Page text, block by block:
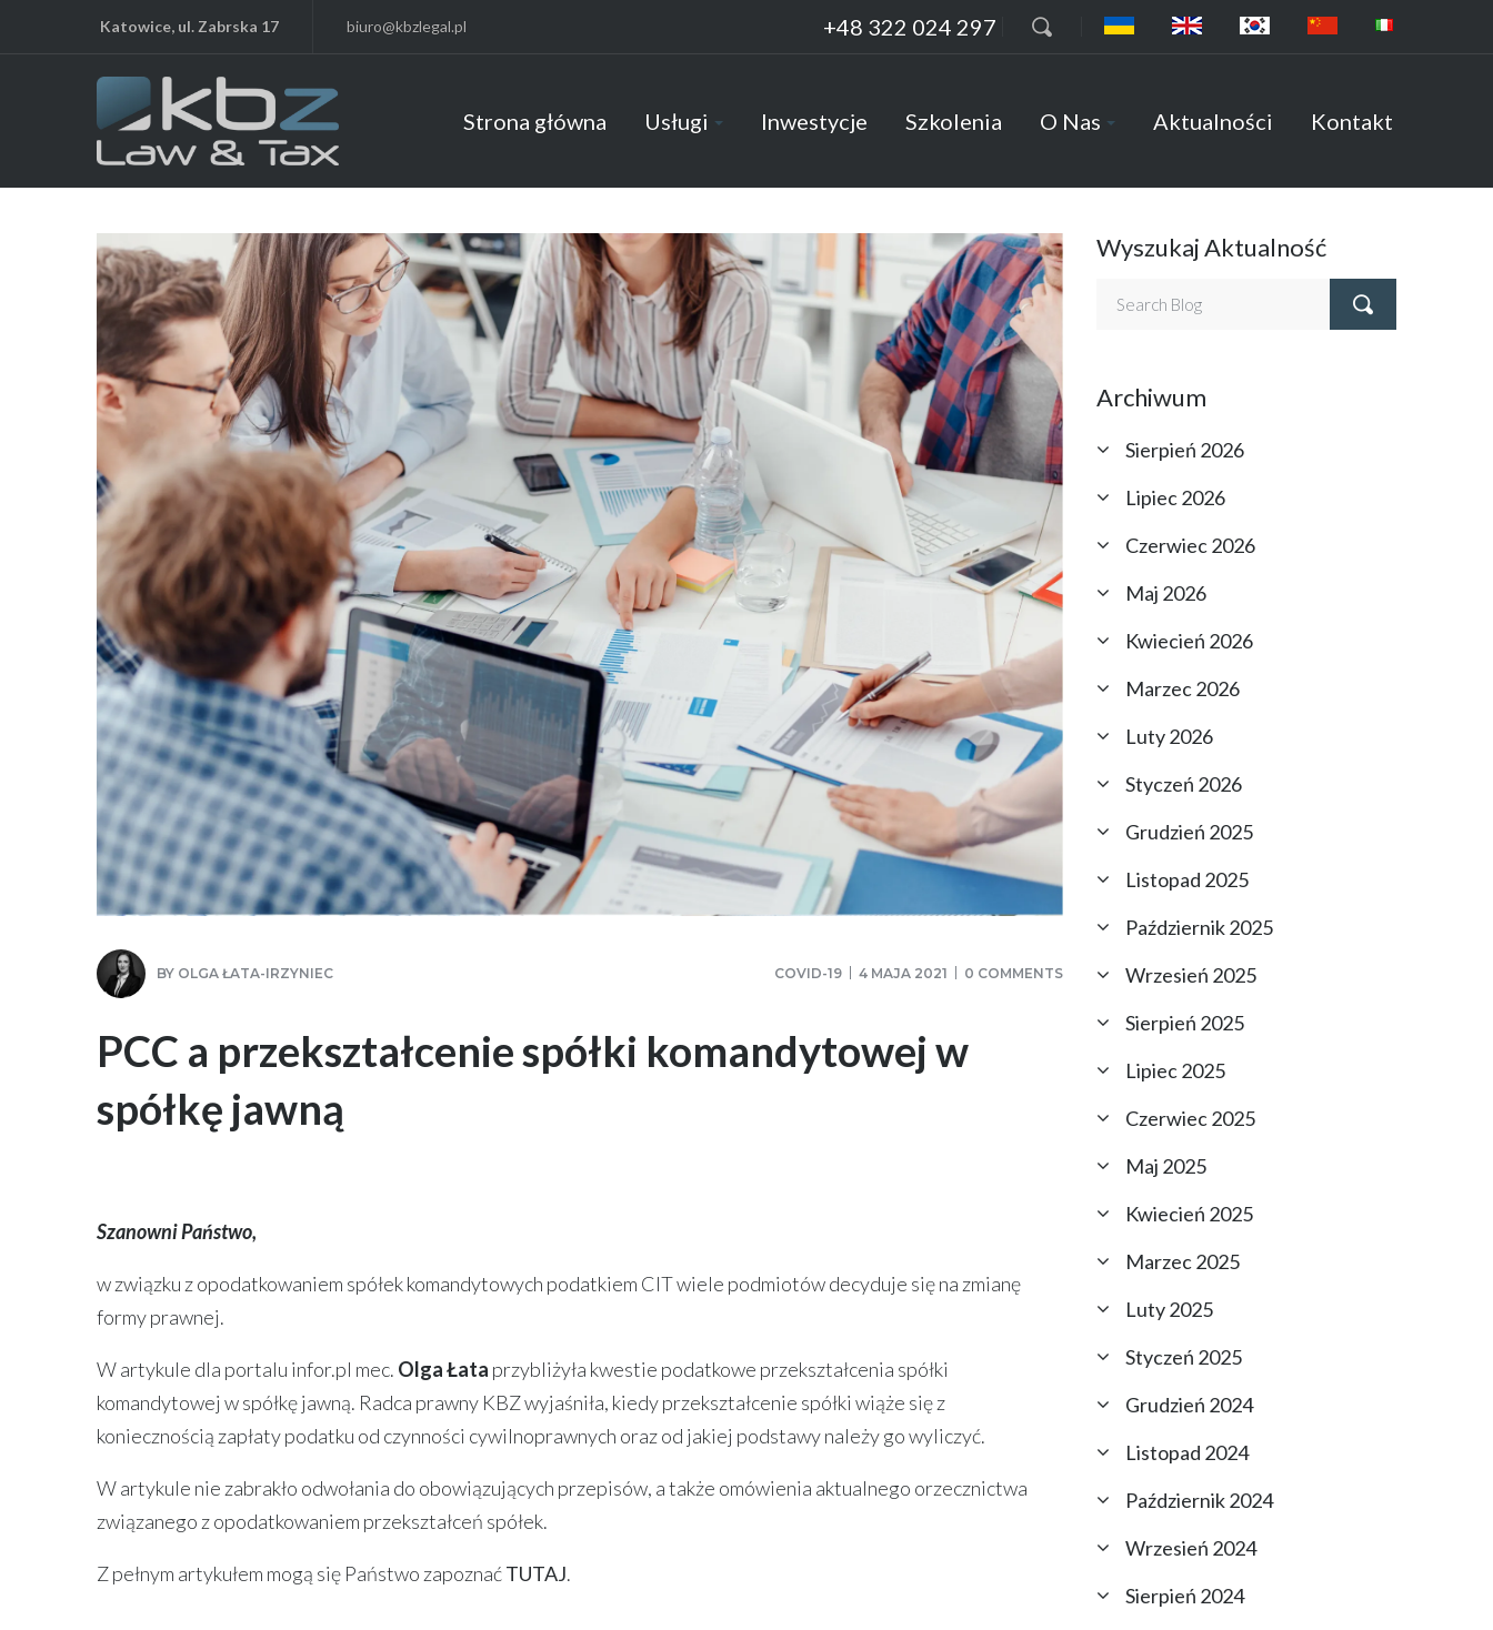
Katowice, ul. Zabrska 17 biuro@kbzlegal.pl +48 322 024 297
Strona główna Usługi Inwestycje Szkolenia O Nas Aktualności Kontakt
BY OLGA ŁATA-IRZYNIEC COVID-19 4 MAJA 2021 0 COMMENTS
PCC a przekształcenie spółki komandytowej w
spółkę jawną
Szanowni Państwo,
w związku z opodatkowaniem spółek komandytowych podatkiem CIT wiele podmiotów decyduje się na zmianę
formy prawnej.
W artykule dla portalu infor.pl mec. Olga Łata przybliżyła kwestie podatkowe przekształcenia spółki
komandytowej w spółkę jawną. Radca prawny KBZ wyjaśniła, kiedy przekształcenie spółki wiąże się z
koniecznością zapłaty podatku od czynności cywilnoprawnych oraz od jakiej podstawy należy go wyliczyć.
W artykule nie zabrakło odwołania do obowiązujących przepisów, a także omówienia aktualnego orzecznictwa
związanego z opodatkowaniem przekształceń spółek.
Z pełnym artykułem mogą się Państwo zapoznaćTUTAJ.
Wyszukaj Aktualność
Archiwum
Sierpień 2026
Lipiec 2026
Czerwiec 2026
Maj 2026
Kwiecień 2026
Marzec 2026
Luty 2026
Styczeń 2026
Grudzień 2025
Listopad 2025
Październik 2025
Wrzesień 2025
Sierpień 2025
Lipiec 2025
Czerwiec 2025
Maj 2025
Kwiecień 2025
Marzec 2025
Luty 2025
Styczeń 2025
Grudzień 2024
Listopad 2024
Październik 2024
Wrzesień 2024
Sierpień 2024